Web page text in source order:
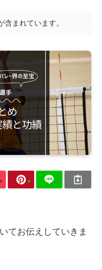
まれています。
てお伝えしていきま